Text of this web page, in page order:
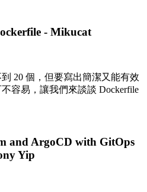
- Mikucat
20 個，但要寫出簡潔又能有效
容易，讓我們來談談 Dockerfile
and ArgoCD with GitOps
Yip